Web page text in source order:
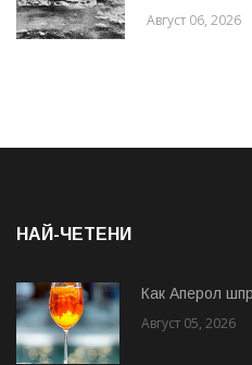
Август 06, 2026
НАЙ-ЧЕТЕНИ
Как Аперол
Август 05, 2026